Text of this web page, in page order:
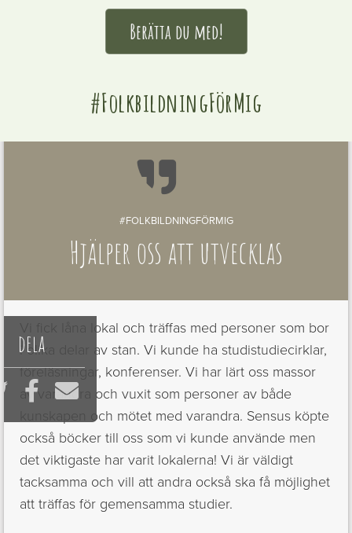
Berätta du med!
#FolkbildningFörMig

#FOLKBILDNINGFÖRMIG
Hjälper oss att utvecklas
Vi fick låna lokal och träffas med personer som bor
i olika delar av stan. Vi kunde ha studistudiecirklar,
föreläsningar, konferenser. Vi har lärt oss massor
av varandra och vuxit som personer av både
kunskapen och mötet med varandra. Sensus köpte
också böcker till oss som vi kunde använde men
det viktigaste har varit lokalerna! Vi är väldigt
tacksamma och vill att andra också ska få möjlighet
att träffas för gemensamma studier.
dela
 